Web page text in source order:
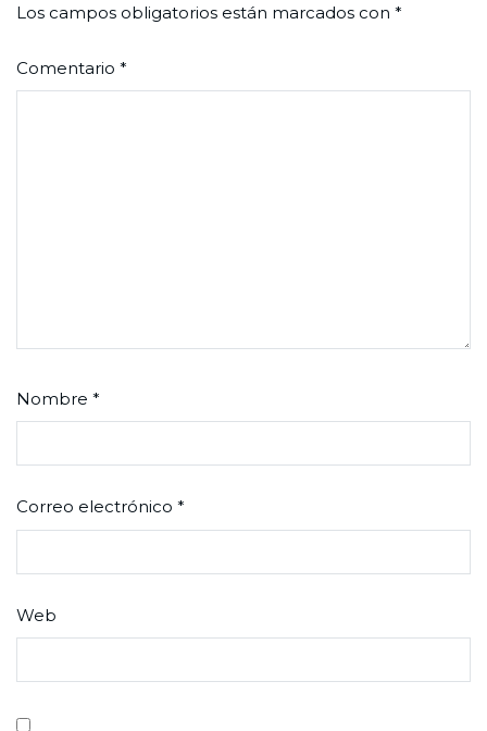
Los campos obligatorios están marcados con *
Comentario *
Nombre *
Correo electrónico *
Web